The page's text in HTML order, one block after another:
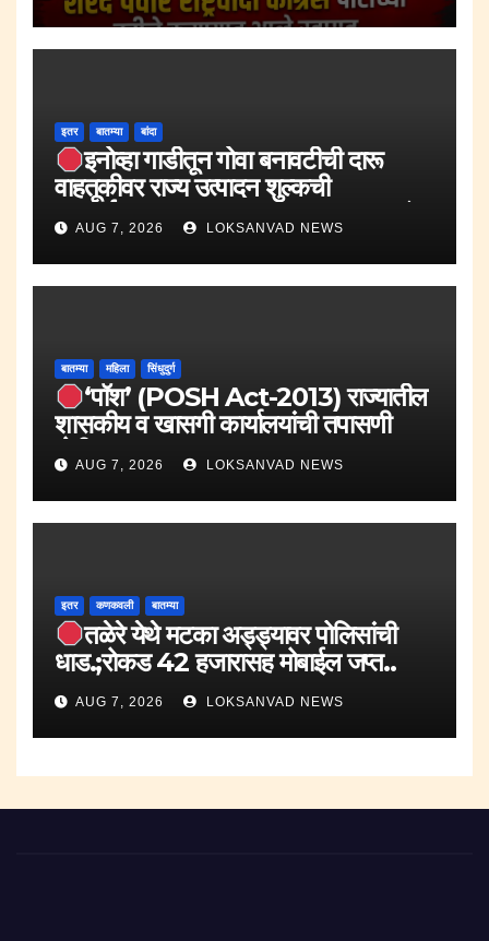
इतर बातम्या बांदा
इनोव्हा गाडीतून गोवा बनावटीची दारू
वाहतूकीवर राज्य उत्पादन शुल्कची
कारवाई.;दारूसह १० लाख २४ हजार रुपयांचा
मुद्देमाल जप्त.
AUG 7, 2026 LOKSANVAD NEWS
बातम्या महिला सिंधुदुर्ग
‘पॉश’ (POSH Act-2013) राज्यातील
शासकीय व खासगी कार्यालयांची तपासणी
मोहीम..
AUG 7, 2026 LOKSANVAD NEWS
इतर कणकवली बातम्या
तळेरे येथे मटका अड्ड्यावर पोलिसांची
धाड.;रोकड 42 हजारासह मोबाईल जप्त..
AUG 7, 2026 LOKSANVAD NEWS